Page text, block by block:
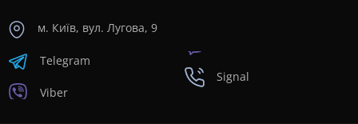
м. Київ, вул. Лугова, 9
Telegram
Viber
Signal